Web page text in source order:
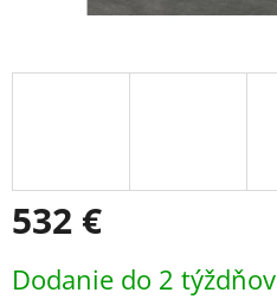
532 €
cena:
Dodanie do 2 týždňov